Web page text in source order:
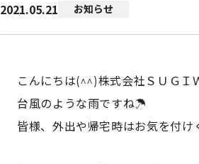
2021.05.21 お知らせ
こんにちは(^^)株式会社ＳＵＧＩ
台風のような雨ですね☂
皆様、外出や帰宅時はお気を付け